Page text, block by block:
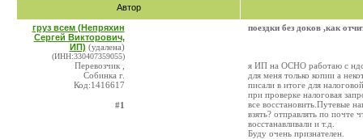
Автор
груз всем (Непряхин
Сергей Викторович,
ИП) (удалена)
(ИНН:330407359055)
Перевозчик ,
Собинка г.
Код:1416617
#1
поездки без доков ,как
я ИП на ОСНО работаю с ндс,
для меня только копии а
писали в итоге для
при проверке налоговая
все восстановить.Путевые
взять? отправлять по почте
восстанавливали и т.д.
Буду очень признателен.